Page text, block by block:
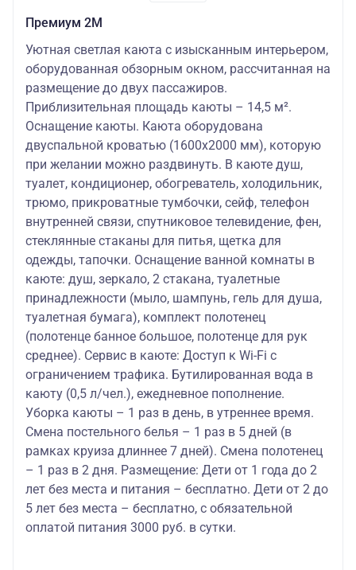
Премиум 2М
Уютная светлая каюта с изысканным интерьером,
оборудованная обзорным окном, рассчитанная на
размещение до двух пассажиров.
Приблизительная площадь каюты – 14,5 м².
Оснащение каюты. Каюта оборудована
двуспальной кроватью (1600х2000 мм), которую
при желании можно раздвинуть. В каюте душ,
туалет, кондиционер, обогреватель, холодильник,
трюмо, прикроватные тумбочки, сейф, телефон
внутренней связи, спутниковое телевидение, фен,
стеклянные стаканы для питья, щетка для
одежды, тапочки. Оснащение ванной комнаты в
каюте: душ, зеркало, 2 стакана, туалетные
принадлежности (мыло, шампунь, гель для душа,
туалетная бумага), комплект полотенец
(полотенце банное большое, полотенце для рук
среднее). Сервис в каюте: Доступ к Wi-Fi с
ограничением трафика. Бутилированная вода в
каюту (0,5 л/чел.), ежедневное пополнение.
Уборка каюты – 1 раз в день, в утреннее время.
Смена постельного белья – 1 раз в 5 дней (в
рамках круиза длиннее 7 дней). Смена полотенец
– 1 раз в 2 дня. Размещение: Дети от 1 года до 2
лет без места и питания – бесплатно. Дети от 2 до
5 лет без места – бесплатно, с обязательной
оплатой питания 3000 руб. в сутки.